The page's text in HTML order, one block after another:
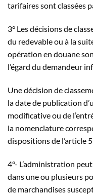
tarifaires sont classées
3° Les décisions de
du redevable ou à la
opération en douane
l’égard du demandeur
Une décision de
la date de publication
modificative ou de
la nomenclature
dispositions de l’article
4°- L’administration
dans une ou plusieurs
de marchandises